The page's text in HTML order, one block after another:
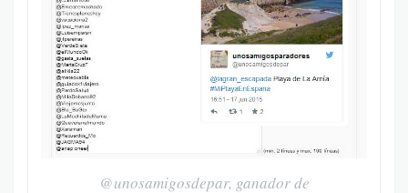
@unosamigosdepar, ganador de